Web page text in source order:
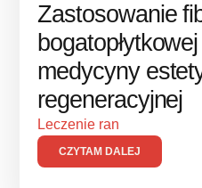
Zastosowanie
medycyny
regeneracyjnej
Leczenie ran
CZYTAM DALEJ